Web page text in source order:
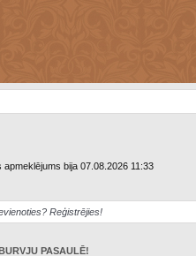
apmeklējums bija 07.08.2026 11:33
Reģistrējies!
PASAULĒ!